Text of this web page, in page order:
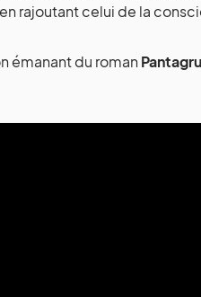
rajoutant celui de la
émanant du roman